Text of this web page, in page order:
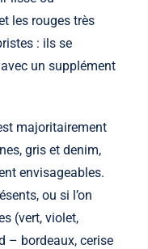
les rouges très
: ils se
un supplément
majoritairement
gris et denim,
envisageables.
ou si l’on
(vert, violet,
– bordeaux, cerise